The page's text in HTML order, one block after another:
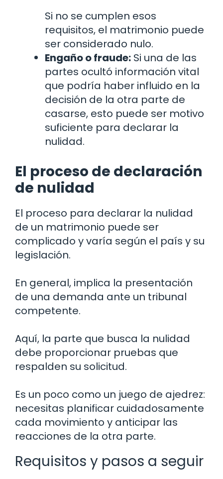
Si no se cumplen esos
requisitos, el matrimonio puede
ser considerado nulo.
Engaño o fraude: Si una de las
partes ocultó información vital
que podría haber influido en la
decisión de la otra parte de
casarse, esto puede ser motivo
suficiente para declarar la
nulidad.
El proceso de declaración
de nulidad
El proceso para declarar la nulidad
de un matrimonio puede ser
complicado y varía según el país y su
legislación.
En general, implica la presentación
de una demanda ante un tribunal
competente.
Aquí, la parte que busca la nulidad
debe proporcionar pruebas que
respalden su solicitud.
Es un poco como un juego de ajedrez:
necesitas planificar cuidadosamente
cada movimiento y anticipar las
reacciones de la otra parte.
Requisitos y pasos a seguir